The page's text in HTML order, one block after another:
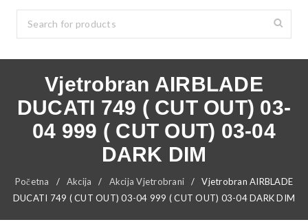
Vjetrobran AIRBLADE
DUCATI 749 ( CUT OUT) 03-
04 999 ( CUT OUT) 03-04
DARK DIM
Početna / Akcija / Akcija Vjetrobrani /
Vjetrobran AIRBLADE
DUCATI 749 ( CUT OUT) 03-04 999 ( CUT OUT) 03-04 DARK DIM